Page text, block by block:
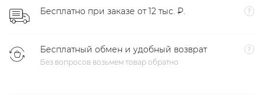
Бесплатно при заказе от 12 тыс. ₽.
Бесплатный обмен и удобный возврат
Без вопросов возьмем товар обратно